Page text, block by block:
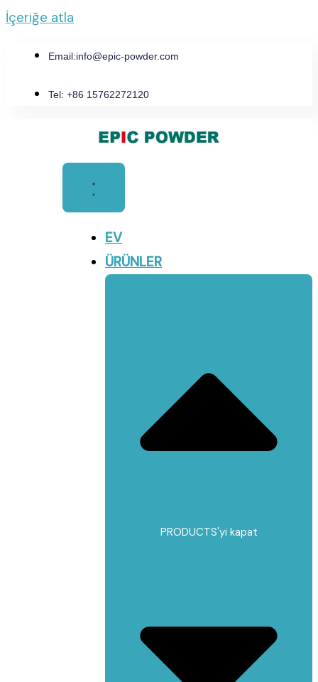
İçeriğe atla
Email:info@epic-powder.com
Tel: +86 15762272120
EV
ÜRÜNLER
PRODUCTS'yi kapat